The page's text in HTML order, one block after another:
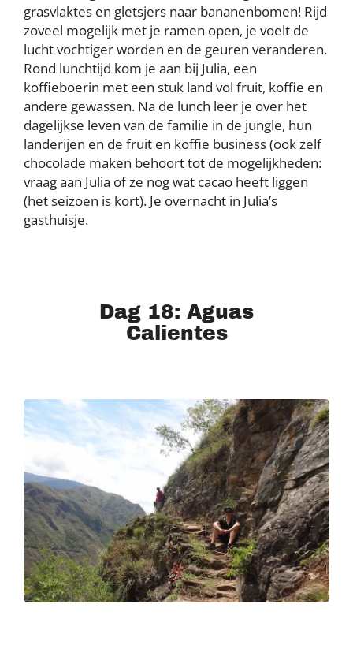
grasvlaktes en gletsjers naar bananenbomen! Rijd
zoveel mogelijk met je ramen open, je voelt de
lucht vochtiger worden en de geuren veranderen.
Rond lunchtijd kom je aan bij Julia, een
koffieboerin met een stuk land vol fruit, koffie en
andere gewassen. Na de lunch leer je over het
dagelijkse leven van de familie in de jungle, hun
landerijen en de fruit en koffie business (ook zelf
chocolade maken behoort tot de mogelijkheden:
vraag aan Julia of ze nog wat cacao heeft liggen
(het seizoen is kort). Je overnacht in Julia’s
gasthuisje.
Dag 18: Aguas
Calientes